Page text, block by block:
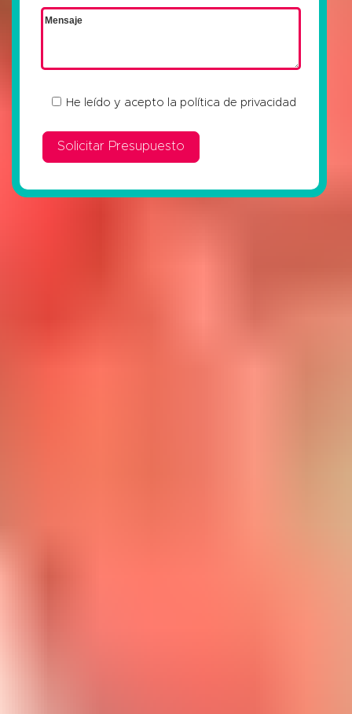
He leído y acepto la política de privacidad